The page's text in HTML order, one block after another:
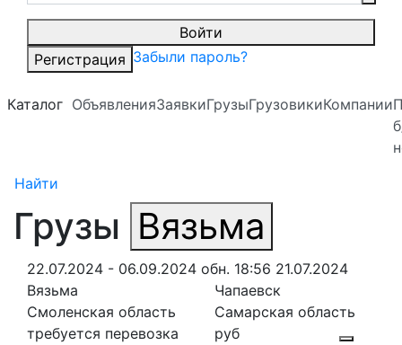
Войти
Регистрация Забыли пароль?
Каталог ОбъявленияЗаявкиГрузыГрузовикиКомпании
Найти
Грузы Вязьма
22.07.2024 - 06.09.2024 обн. 18:56 21.07.2024
Вязьма
Смоленская область
Чапаевск
Самарская область
требуется перевозка
руб